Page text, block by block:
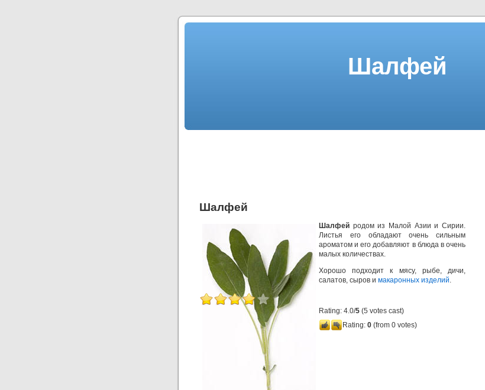
Шалфей
Шалфей
Шалфей родом из Малой Азии и Сирии.
Листья его обладают очень сильным
ароматом и его добавляют в блюда в очень
малых количествах.
Хорошо подходит к мясу, рыбе, дичи,
салатов, сыров и макаронных изделий.
Rating: 4.0/5 (5 votes cast)
Rating: 0 (from 0 votes)